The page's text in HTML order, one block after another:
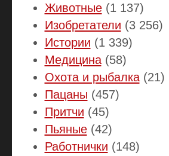
Животные(1 137)
Изобретатели (3 256)
Истории (1 339)
Медицина(58)
Охота и рыбалка(21)
Пацаны (457)
Притчи (45)
Пьяные(42)
Работнички (148)